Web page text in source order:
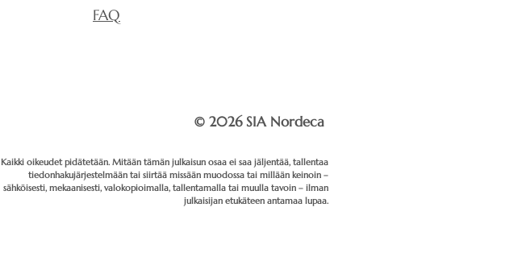
FAQ
© 2026 SIA Nordeca
Kaikki oikeudet pidätetään. Mitään tämän julkaisun osaa ei saa jäljentää, tallentaa
tiedonhakujärjestelmään tai siirtää missään muodossa tai millään keinoin –
sähköisesti, mekaanisesti, valokopioimalla, tallentamalla tai muulla tavoin – ilman
julkaisijan etukäteen antamaa lupaa.